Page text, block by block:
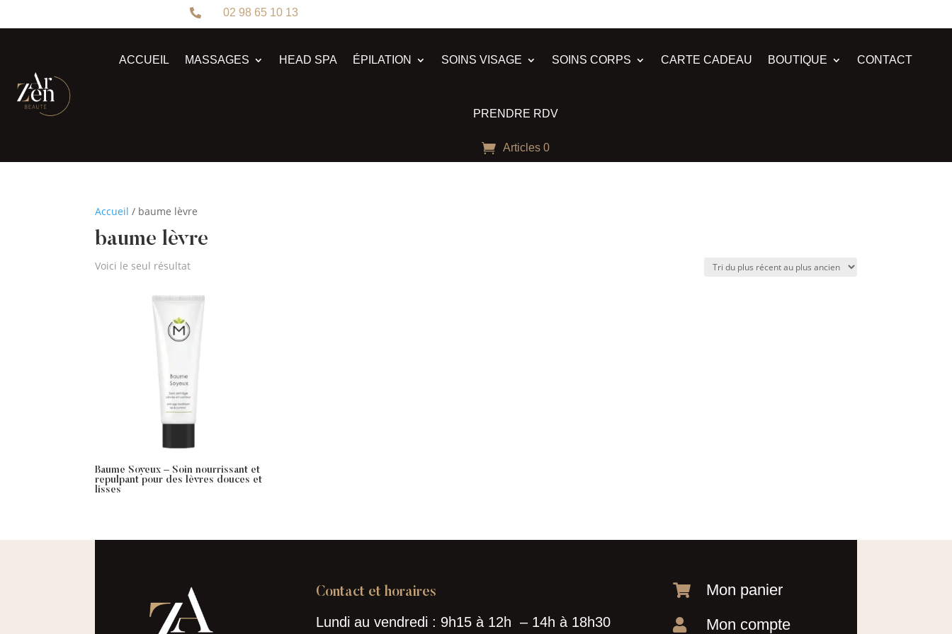
 02 98 65 10 13
ACCUEIL MASSAGES HEAD SPA ÉPILATION SOINS VISAGE SOINS CORPS CARTE CADEAU BOUTIQUE CONTACT
PRENDRE RDV
Articles 0
Accueil / baume lèvre
baume lèvre
Voici le seul résultat
Baume Soyeux – Soin nourrissant et
repulpant pour des lèvres douces et
lisses
Contact et horaires
Lundi au vendredi : 9h15 à 12h – 14h à 18h30
 Mon panier
 Mon compte